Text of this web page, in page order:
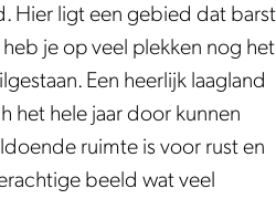
Hier ligt een gebied dat barst
je op veel plekken nog het
Een heerlijk laagland
het hele jaar door kunnen
ruimte is voor rust en
beeld wat veel